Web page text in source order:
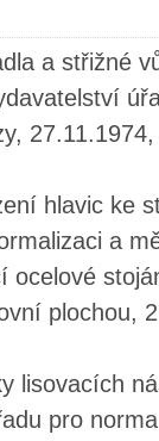
a střižné
hlavic ke
a
ocelové
plochou,
lisovacích
pro